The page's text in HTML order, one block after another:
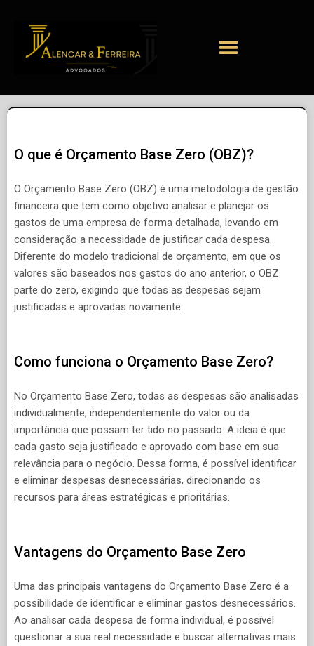
O que é Orçamento Base Zero (OBZ)?
O Orçamento Base Zero (OBZ) é uma metodologia de gestão
financeira que tem como objetivo analisar e planejar os
gastos de uma empresa de forma detalhada, levando em
consideração a necessidade de justificar cada despesa.
Diferente do modelo tradicional de orçamento, em que os
valores são baseados nos gastos do ano anterior, o OBZ
parte do zero, exigindo que todas as despesas sejam
justificadas e aprovadas novamente.
Como funciona o Orçamento Base Zero?
No Orçamento Base Zero, todas as despesas são analisadas
individualmente, independentemente do valor ou da
importância que possam ter tido no passado. A ideia é que
cada gasto seja justificado e aprovado com base em sua
relevância para o negócio. Dessa forma, é possível identificar
e eliminar despesas desnecessárias, direcionando os
recursos para áreas estratégicas e prioritárias.
Vantagens do Orçamento Base Zero
Uma das principais vantagens do Orçamento Base Zero é a
possibilidade de identificar e eliminar gastos desnecessários.
Ao analisar cada despesa de forma individual, é possível
questionar a sua real necessidade e buscar alternativas mais